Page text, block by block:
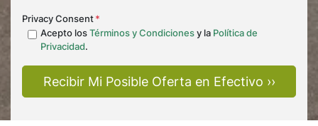
Privacy Consent *
Acepto los Términos y Condicionesy la Política de
Privacidad.